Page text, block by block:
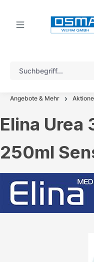
Angebote & Mehr
Elina Urea
250ml